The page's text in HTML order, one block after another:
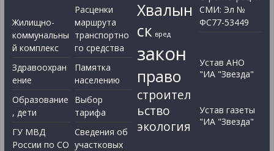
Жилищно-
коммунальны
й комплекс
Здравоохран
ение
Образование
, дети
ГУ МВД
России по СО
Расценки
маршрута
транспортно
го средства
Памятка
населению
Выбор
тарифа
Сведения об
участковых
Хвалын
ск вред
закон
право
строител
ьство
экология
СМИ: Эл №
ФС77-53449
Устав АНО
"ИА "Звезда"
Устав газеты
"ИА "Звезда"